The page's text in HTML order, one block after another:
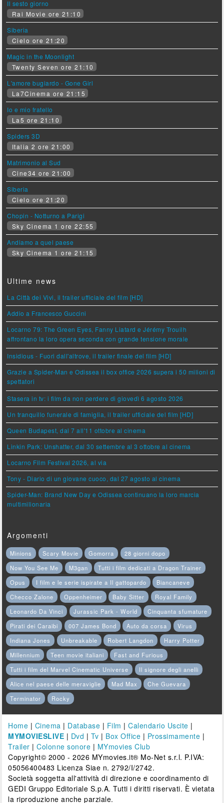
Il sesto giorno
Rai Movie ore 21:10
Siberia
Cielo ore 21:20
Magic in the Moonlight
Twenty Seven ore 21:10
L'amore bugiardo - Gone Girl
La7Cinema ore 21:15
Io e mio fratello
La5 ore 21:10
Spiders 3D
Italia 2 ore 21:00
Matrimonio al Sud
Cine34 ore 21:00
Siberia
Cielo ore 21:20
Chopin - Notturno a Parigi
Sky Cinema 1 ore 22:55
Andiamo a quel paese
Sky Cinema 1 ore 21:15
Ultime news
La Città dei Vivi, il trailer ufficiale del film [HD]
Addio a Francesco Guccini
Locarno 79: The Green Eyes, Fanny Liatard e Jérémy Trouilh
affrontano la loro opera seconda con grande tensione morale
Insidious - Fuori dall'altrove, il trailer finale del film [HD]
Grazie a Spider-Man e Odissea il box office 2026 supera i 50 milioni di
spettatori
Stasera in tv: i film da non perdere di giovedì 6 agosto 2026
Un tranquillo funerale di famiglia, il trailer ufficiale del film [HD]
Queen Budapest, dal 7 all'11 ottobre al cinema
Linkin Park: Unshatter, dal 30 settembre al 3 ottobre al cinema
Locarno Film Festival 2026, al via
Tony - Diario di un giovane cuoco, dal 27 agosto al cinema
Spider-Man: Brand New Day e Odissea continuano la loro marcia
multimilionaria
Argomenti
Minions Scary Movie Gomorra
28 giorni dopo
Now You See Me
M3gan
Tutti i film dedicati a Dragon Trainer
Opus
I film e le serie ispirate a Il gattopardo
Biancaneve
Checco Zalone
Oppenheimer Baby Sitter
Royal Family
Leonardo Da Vinci
Jurassic Park - World
Cinquanta sfumature
Pirati dei Caraibi
007 James Bond Auto da corsa
Virus
Indiana Jones
Unbreakable Robert Langdon
Harry Potter
Millennium
Teen movie italiani
Fast and Furious
Tutti i film del Marvel Cinematic Universe
Il signore degli anelli
Alice nel paese delle meraviglie
Mad Max
Che Guevara
Terminator
Rocky
Home | Cinema | Database | Film |Calendario Uscite |
MYMOVIESLIVE | Dvd | Tv | Box Office | Prossimamente |
Trailer |Colonne sonore | MYmovies Club
Copyright© 2000 - 2026 MYmovies.it® Mo-Net s.r.l. P.IVA:
05056400483 Licenza Siae n. 2792/I/2742.
Società soggetta all'attività di direzione e coordinamento di
GEDI Gruppo Editoriale S.p.A. Tutti i diritti riservati. È vietata
la riproduzione anche parziale.